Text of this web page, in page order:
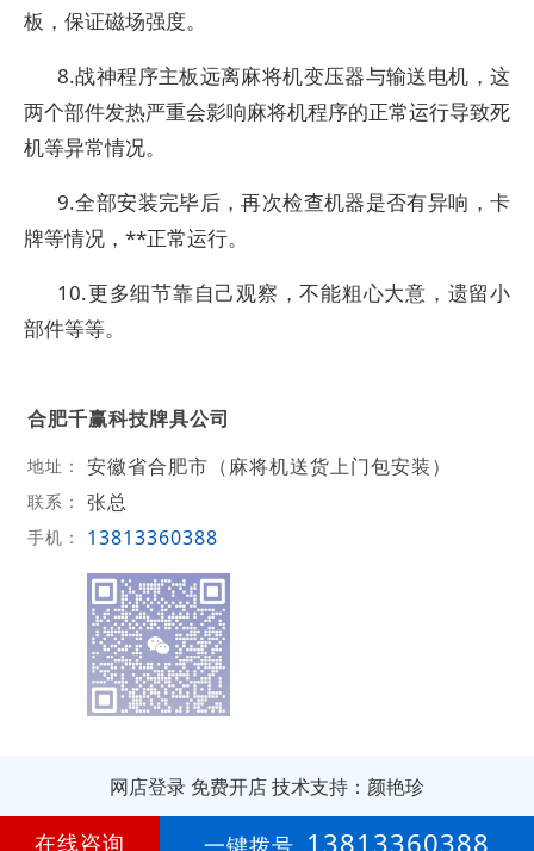
板，保证磁场强度。
8.战神程序主板远离麻将机变压器与输送电机，这
两个部件发热严重会影响麻将机程序的正常运行导致死
机等异常情况。
9.全部安装完毕后，再次检查机器是否有异响，卡
牌等情况，**正常运行。
10.更多细节靠自己观察，不能粗心大意，遗留小
部件等等。
合肥千赢科技牌具公司
地址： 安徽省合肥市（麻将机送货上门包安装）
联系： 张总
手机： 13813360388
网店登录 免费开店技术支持：颜艳珍
第3年
在线咨询 一键拨号 13813360388